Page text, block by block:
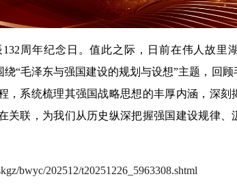
周年纪念日。值此之际，日前在伟人故里
绕“毛泽东与强国建设的规划与设想”主题，回
，系统梳理其强国战略思想的丰厚内涵，深刻
关联，为我们从历史纵深把握强国建设规律、
bwyc/202512/t20251226_5963308.shtml